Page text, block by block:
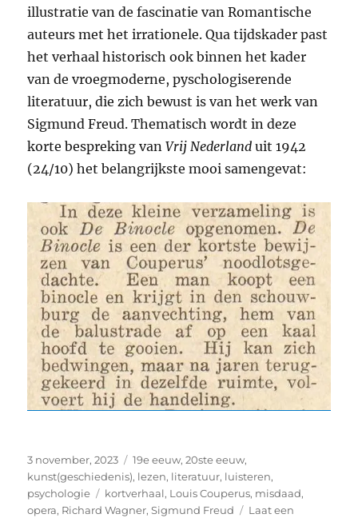
illustratie van de fascinatie van Romantische
auteurs met het irrationele. Qua tijdskader past
het verhaal historisch ook binnen het kader
van de vroegmoderne, pyschologiserende
literatuur, die zich bewust is van het werk van
Sigmund Freud. Thematisch wordt in deze
korte bespreking vanVrij Nederland uit 1942
(24/10) het belangrijkste mooi samengevat:
Geplaatst
op
3 november, 2023 Categorieën
19e eeuw,20ste eeuw,
kunst(geschiedenis), lezen, literatuur, luisteren,
psychologie
Tags
kortverhaal, Louis Couperus, misdaad,
opera, Richard Wagner,Sigmund Freud
Laat een